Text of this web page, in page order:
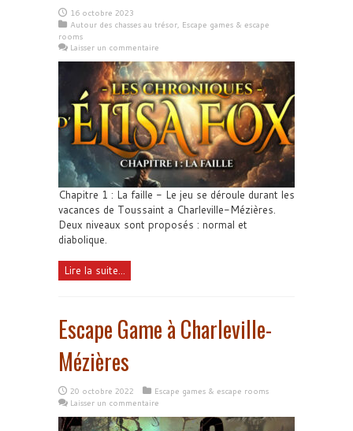
16 octobre 2023
Autour des chasses au trésor, Escape games & escape
rooms
Laisser un commentaire
Chapitre 1 : La faille - Le jeu se déroule durant les
vacances de Toussaint a Charleville-Mézières.
Deux niveaux sont proposés : normal et
diabolique.
Lire la suite...
Escape Game à Charleville-
Mézières
20 octobre 2022
Escape games & escape rooms
Laisser un commentaire